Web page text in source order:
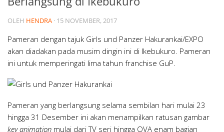
OLEH HENDRA · 15 NOVEMBER, 2017
Pameran dengan tajuk Girls und Panzer Hakurankai/EXPO
akan diadakan pada musim dingin ini di Ikebukuro. Pameran
ini untuk memperingati lima tahun franchise GuP.
Pameran yang berlangsung selama sembilan hari mulai 23
hingga 31 Desember ini akan menampilkan ratusan gambar
key animation mulai dari TV seri hingga OVA enam bagian